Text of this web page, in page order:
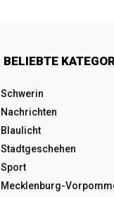
BELIEBTE
Schwerin
Nachrichten
Blaulicht
Stadtgeschehen
Sport
Mecklenburg-